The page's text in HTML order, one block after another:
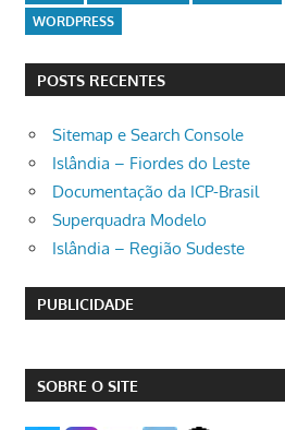
WORDPRESS
POSTS RECENTES
Sitemap e Search Console
Islândia – Fiordes do Leste
Documentação da ICP-Brasil
Superquadra Modelo
Islândia – Região Sudeste
PUBLICIDADE
SOBRE O SITE